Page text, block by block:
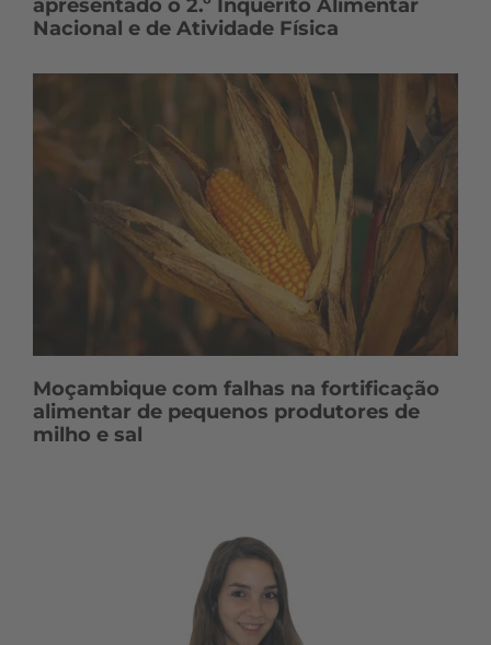
apresentado o 2.º Inquérito Alimentar
Nacional e de Atividade Física
Moçambique com falhas na fortificação
alimentar de pequenos produtores de
milho e sal